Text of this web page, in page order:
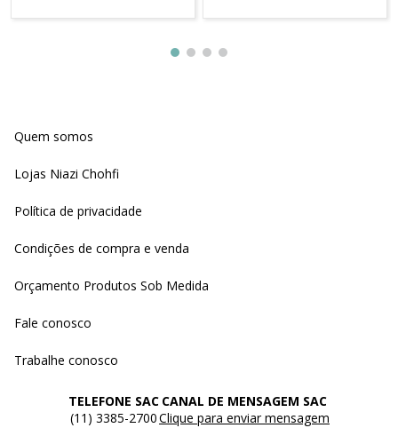
Quem somos
Lojas Niazi Chohfi
Política de privacidade
Condições de compra e venda
Orçamento Produtos Sob Medida
Fale conosco
Trabalhe conosco
TELEFONE SAC
(11) 3385-2700
CANAL DE MENSAGEM SAC
Clique para enviar mensagem